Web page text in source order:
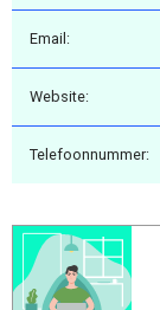
Email:
Website:
Telefoonnummer: